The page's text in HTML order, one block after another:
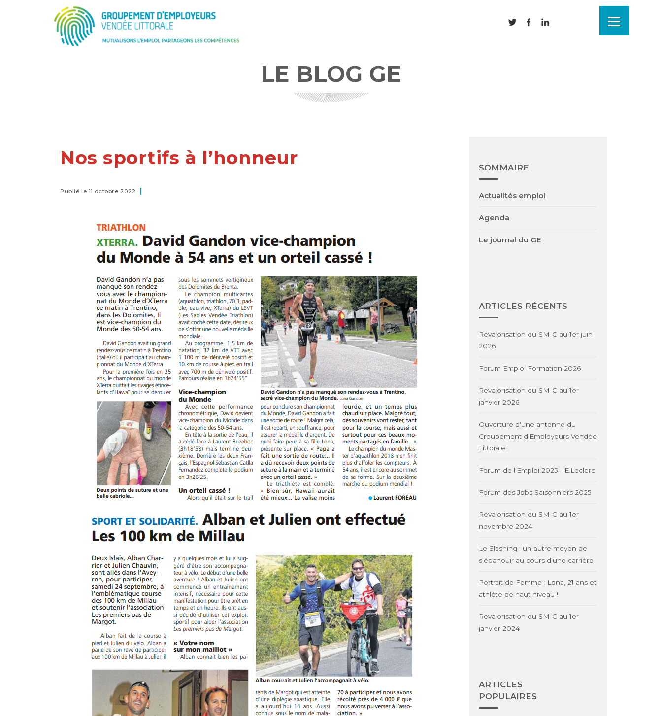
LE BLOG GE
Nos sportifs à l’honneur
Publié le 11 octobre 2022
SOMMAIRE
Actualités emploi
Agenda
Le journal du GE
ARTICLES RÉCENTS
Revalorisation du SMIC au 1er juin
2026
Forum Emploi Formation 2026
Revalorisation du SMIC au 1er
janvier 2026
Ouverture d'une antenne du
Groupement d'Employeurs Vendée
Littorale !
Forum de l'Emploi 2025 - E.Leclerc
Forum des Jobs Saisonniers 2025
Revalorisation du SMIC au 1er
novembre 2024
Le Slashing : un autre moyen de
s'épanouir au cours d'une carrière
Portrait de Femme : Lona, 21 ans et
athlète de haut niveau !
Revalorisation du SMIC au 1er
janvier 2024
ARTICLES
POPULAIRES